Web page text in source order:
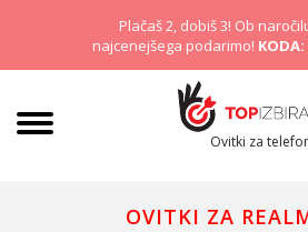
Plačaš 2, dobiš 3! Ob
najcenejšega podarimo!
Ovitki za
OVITKI ZA